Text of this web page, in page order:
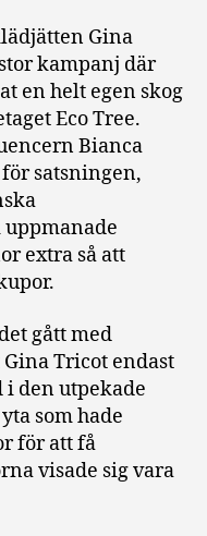
Gina
kampanj där
en helt egen skog
Eco Tree.
Bianca
satsningen,
extra så att
gått med
Tricot endast
i den utpekade
som hade
för att få
visade sig vara